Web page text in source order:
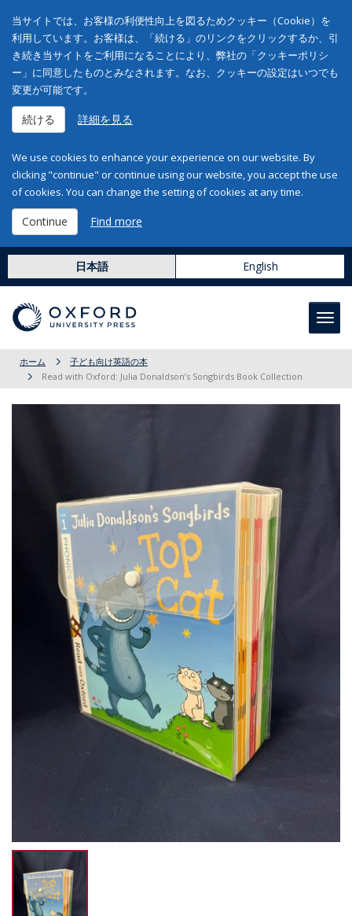
当サイトでは、お客様の利便性向上を図るためクッキー（Cookie）を
利用しています。お客様は、「続ける」のリンクをクリックするか、引
き続き当サイトをご利用になることにより、弊社の「クッキーポリシ
ー」に同意したものとみなされます。なお、クッキーの設定はいつでも
変更が可能です。
続ける 詳細を見る
We use cookies to enhance your experience on our website. By
clicking "continue" or continue using our website, you accept the use
of cookies. You can change the setting of cookies at any time.
Continue Find more
日本語 English
ホーム
子ども向け英語の本
Read with Oxford: Julia Donaldson’s Songbirds Book Collection